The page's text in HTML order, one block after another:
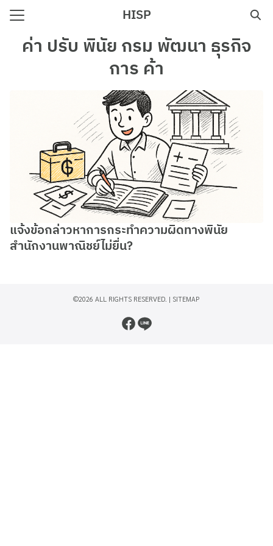
Skip
content
HISP
Search
for:ค่า ปรับ พินัย กรม พัฒนา ธุรกิจ
การ ค้า
แจ้งข้อกล่าวหาการกระทำความผิดทางพินัย
สำนักงานพาณิชย์ไม่ยื่น?
©2026 ALL RIGHTS RESERVED. | SITEMAP